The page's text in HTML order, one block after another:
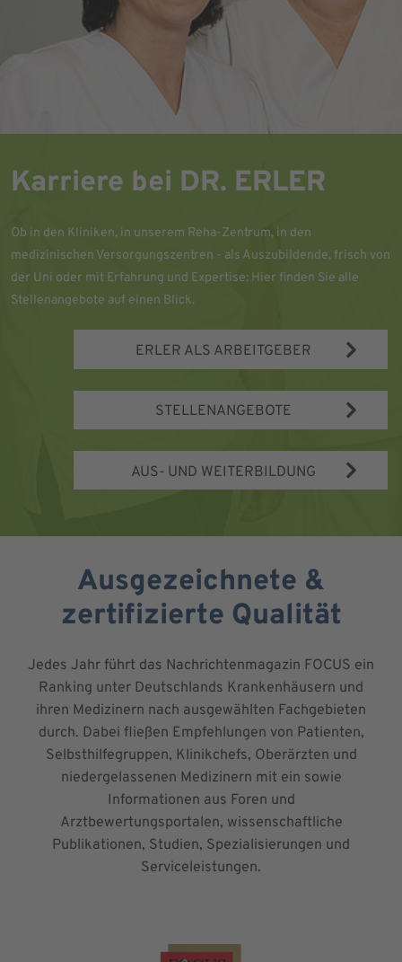
Karriere bei DR. ERLER
Ob in den Kliniken, in unserem Reha-Zentrum, in den
medizinischen Versorgungszentren - als Auszubildende, frisch von
der Uni oder mit Erfahrung und Expertise: Hier finden Sie alle
Stellenangebote auf einen Blick.
ERLER ALS ARBEITGEBER
STELLENANGEBOTE
AUS- UND WEITERBILDUNG
Ausgezeichnete &
zertifizierte Qualität
Jedes Jahr führt das Nachrichtenmagazin FOCUS ein
Ranking unter Deutschlands Krankenhäusern und
ihren Medizinern nach ausgewählten Fachgebieten
durch. Dabei fließen Empfehlungen von Patienten,
Selbsthilfegruppen, Klinikchefs, Oberärzten und
niedergelassenen Medizinern mit ein sowie
Informationen aus Foren und
Arztbewertungsportalen, wissenschaftliche
Publikationen, Studien, Spezialisierungen und
Serviceleistungen.